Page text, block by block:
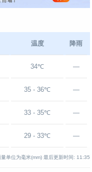
温度 降雨
34℃ —
35 - 36℃ —
33 - 35℃ —
29 - 33℃ —
单位为毫米(mm) 最后更新时间: 11:35